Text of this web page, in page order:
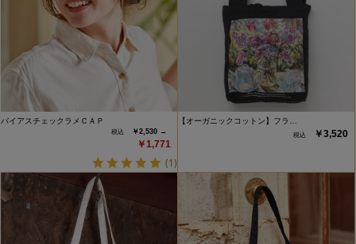
バイアスチェックラメＣＡＰ
￥2,530 →
￥1,771
(1)
【オーガニックコットン】フラ…
￥3,520